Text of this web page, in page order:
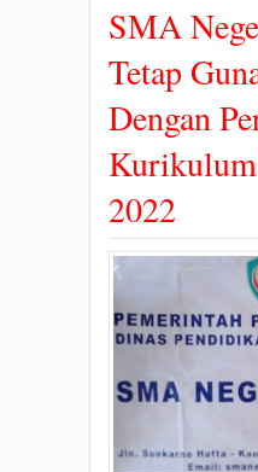
SMA
Tetap
Dengan
2022